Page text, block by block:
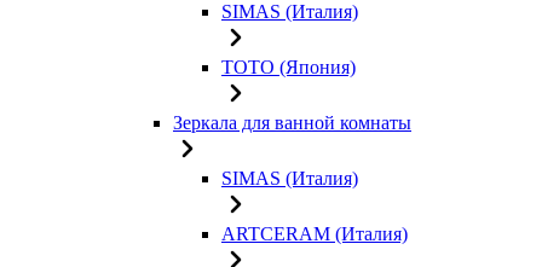
SIMAS (Италия)
TOTO (Япония)
Зеркала для ванной комнаты
SIMAS (Италия)
ARTCERAM (Италия)